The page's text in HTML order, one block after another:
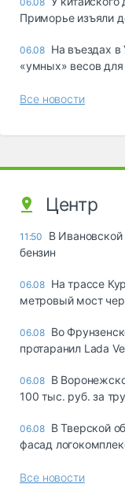
Приморье изъяли
06.08 Ha въeздax
«yмныx» вecoв
Все новости
Центр
11:50
В
бензин
06.08 На трассе
метровый мост
06.08 Во
протаранил Lada
06.08 В
100 тыс. руб. за
06.08 В Тверской
фасад
Все новости